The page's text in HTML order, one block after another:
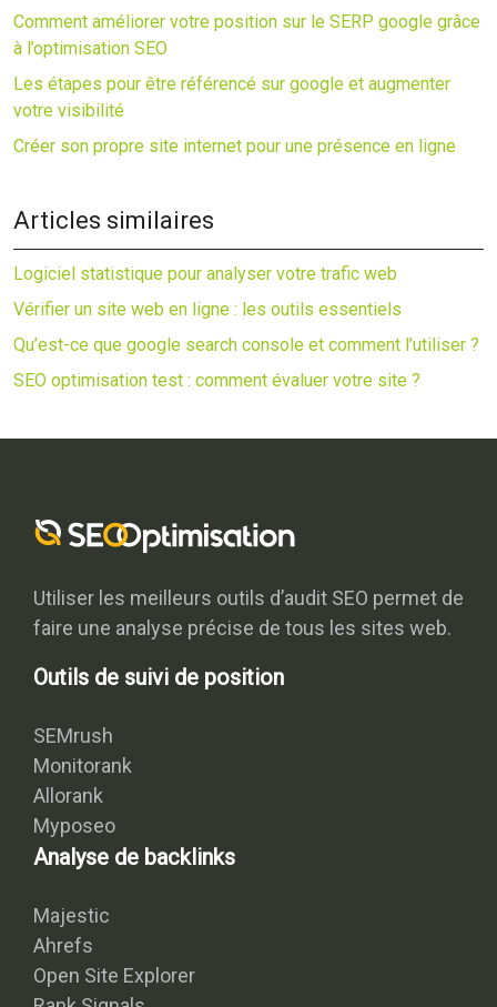
Comment améliorer votre position sur le SERP google grâce
à l’optimisation SEO
Les étapes pour être référencé sur google et augmenter
votre visibilité
Créer son propre site internet pour une présence en ligne
Articles similaires
Logiciel statistique pour analyser votre trafic web
Vérifier un site web en ligne : les outils essentiels
Qu’est-ce que google search console et comment l’utiliser ?
SEO optimisation test : comment évaluer votre site ?
Utiliser les meilleurs outils d’audit SEO permet de
faire une analyse précise de tous les sites web.
Outils de suivi de position
SEMrush
Monitorank
Allorank
Myposeo
Analyse de backlinks
Majestic
Ahrefs
Open Site Explorer